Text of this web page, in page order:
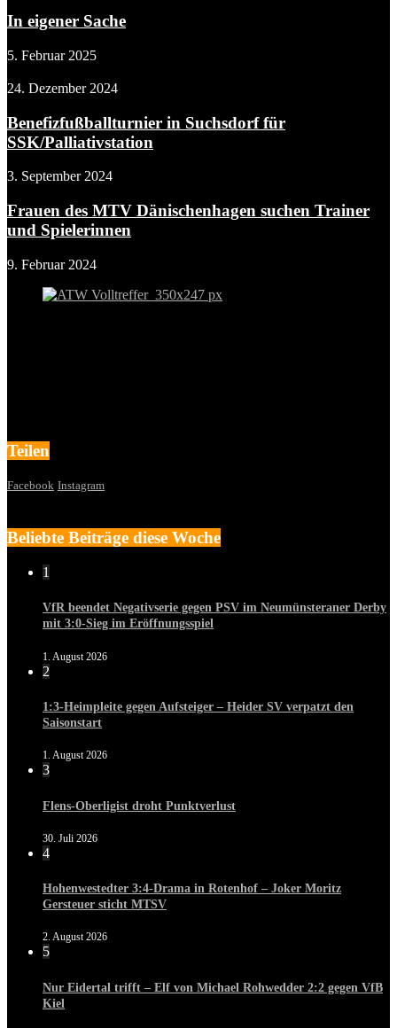
In eigener Sache
5. Februar 2025
24. Dezember 2024
Benefizfußballturnier in Suchsdorf für
SSK/Palliativstation
3. September 2024
Frauen des MTV Dänischenhagen suchen Trainer
und Spielerinnen
9. Februar 2024
Teilen
Facebook Instagram
Beliebte Beiträge diese Woche
1
VfR beendet Negativserie gegen PSV im Neumünsteraner Derby
mit 3:0-Sieg im Eröffnungsspiel
1. August 2026
2
1:3-Heimpleite gegen Aufsteiger – Heider SV verpatzt den
Saisonstart
1. August 2026
3
Flens-Oberligist droht Punktverlust
30. Juli 2026
4
Hohenwestedter 3:4-Drama in Rotenhof – Joker Moritz
Gersteuer sticht MTSV
2. August 2026
5
Nur Eidertal trifft – Elf von Michael Rohwedder 2:2 gegen VfB
Kiel